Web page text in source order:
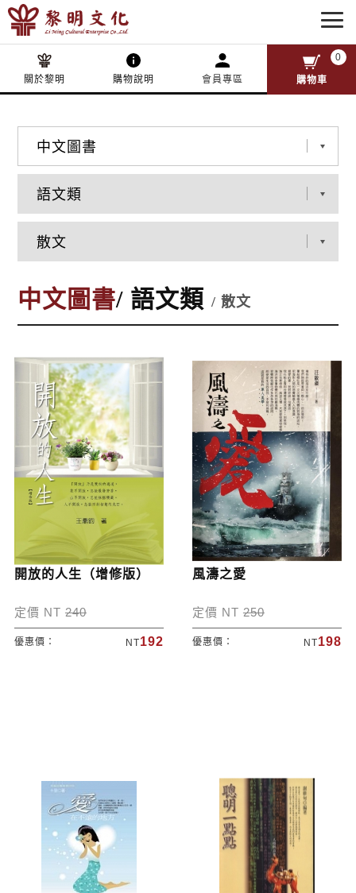
關於黎明 購物說明 會員專區
0
購物車
中文圖書/ 語文類/ 散文
開放的人生（增修版）
定價 NT 240
優惠價： NT192
風濤之愛
定價 NT 250
優惠價： NT198